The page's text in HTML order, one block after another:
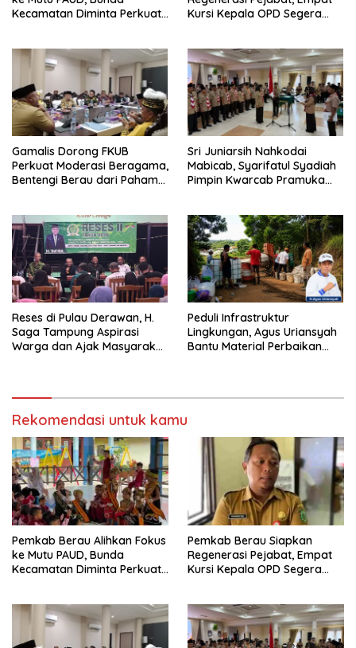
Kecamatan Diminta Perkuat
Kursi Kepala OPD Segera
Gamalis Dorong FKUB
Perkuat Moderasi Beragama,
Bentengi Berau dari Paham
Sri Juniarsih Nahkodai
Mabicab, Syarifatul Syadiah
Pimpin Kwarcab Pramuka
Reses di Pulau Derawan, H.
Saga Tampung Aspirasi
Warga dan Ajak Masyarakat
Peduli Infrastruktur
Lingkungan, Agus Uriansyah
Bantu Material Perbaikan
Rekomendasi untuk kamu
Pemkab Berau Alihkan Fokus
ke Mutu PAUD, Bunda
Kecamatan Diminta Perkuat
Pemkab Berau Siapkan
Regenerasi Pejabat, Empat
Kursi Kepala OPD Segera